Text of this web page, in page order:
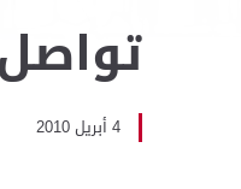
4 أبريل 2010